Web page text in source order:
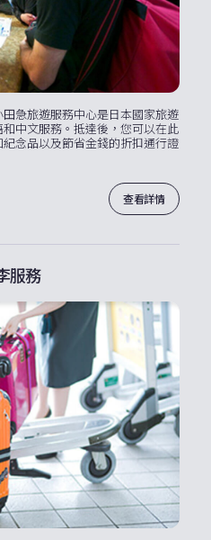
急旅遊服務中心是日本國家旅遊
中文服務。抵達後，您可以在此
念品以及節省金錢的折扣通行證
查看詳情
服務